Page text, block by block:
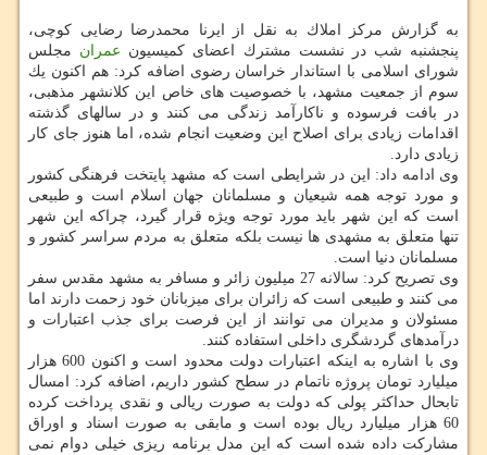
به گزارش مركز املاك به نقل از ایرنا محمدرضا رضایی كوچی،
پنجشنبه شب در نشست مشترك اعضای كمیسیون عمران مجلس
شورای اسلامی با استاندار خراسان رضوی اضافه كرد: هم اكنون یك
سوم از جمعیت مشهد، با خصوصیت های خاص این كلانشهر مذهبی،
در بافت فرسوده و ناكارآمد زندگی می كنند و در سالهای گذشته
اقدامات زیادی برای اصلاح این وضعیت انجام شده، اما هنوز جای كار
زیادی دارد.
وی ادامه داد: این در شرایطی است كه مشهد پایتخت فرهنگی كشور
و مورد توجه همه شیعیان و مسلمانان جهان اسلام است و طبیعی
است كه این شهر باید مورد توجه ویژه قرار گیرد، چراكه این شهر
تنها متعلق به مشهدی ها نیست بلكه متعلق به مردم سراسر كشور و
مسلمانان دنیا است.
وی تصریح كرد: سالانه 27 میلیون زائر و مسافر به مشهد مقدس سفر
می كنند و طبیعی است كه زائران برای میزبانان خود زحمت دارند اما
مسئولان و مدیران می توانند از این فرصت برای جذب اعتبارات و
درآمدهای گردشگری داخلی استفاده كنند.
وی با اشاره به اینكه اعتبارات دولت محدود است و اكنون 600 هزار
میلیارد تومان پروژه ناتمام در سطح كشور داریم، اضافه كرد: امسال
تابحال حداكثر پولی كه دولت به صورت ریالی و نقدی پرداخت كرده
60 هزار میلیارد ریال بوده است و مابقی به صورت اسناد و اوراق
مشاركت داده شده است كه این مدل برنامه ریزی خیلی دوام نمی